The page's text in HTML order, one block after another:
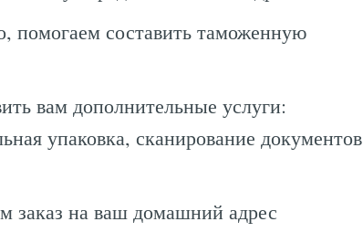
помогаем составить таможенную
вам дополнительные услуги:
упаковка, сканирование документов
заказ на ваш домашний адрес